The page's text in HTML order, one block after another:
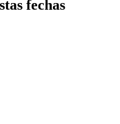
fechas